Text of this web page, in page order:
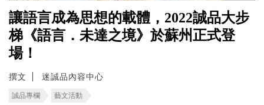
讓語言成為思想的載體，2022誠品大步
梯《語言．未達之境》於蘇州正式登
場！
撰文 迷誠品內容中心
誠品專欄 藝文活動